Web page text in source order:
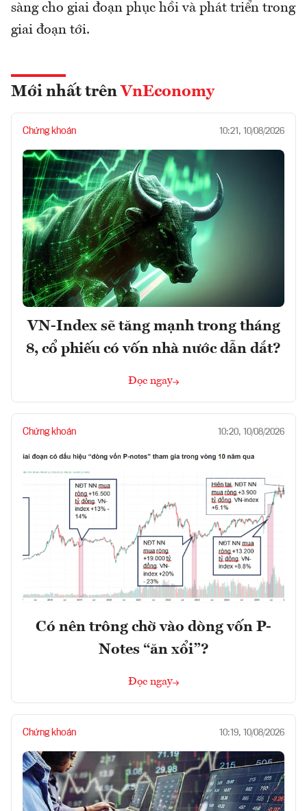
sàng cho giai đoạn phục hồi và phát triển trong
giai đoạn tới.
Mới nhất trên VnEconomy
Chứng khoán 10:21, 10/08/2026
VN-Index sẽ tăng mạnh trong tháng
8, cổ phiếu có vốn nhà nước dẫn dắt?
Đọc ngay
Chứng khoán 10:20, 10/08/2026
Có nên trông chờ vào dòng vốn P-
Notes “ăn xổi”?
Đọc ngay
Chứng khoán 10:19, 10/08/2026